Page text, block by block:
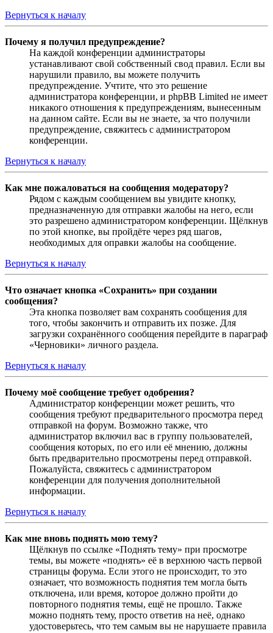
Вернуться к началу
Почему я получил предупреждение?
На каждой конференции администраторы
устанавливают свой собственный свод правил. Если вы
нарушили правило, вы можете получить
предупреждение. Учтите, что это решение
администратора конференции, и phpBB Limited не имеет
никакого отношения к предупреждениям, вынесенным
на данном сайте. Если вы не знаете, за что получили
предупреждение, свяжитесь с администратором
конференции.
Вернуться к началу
Как мне пожаловаться на сообщения модератору?
Рядом с каждым сообщением вы увидите кнопку,
предназначенную для отправки жалобы на него, если
это разрешено администратором конференции. Щёлкнув
по этой кнопке, вы пройдёте через ряд шагов,
необходимых для оправки жалобы на сообщение.
Вернуться к началу
Что означает кнопка «Сохранить» при создании
сообщения?
Эта кнопка позволяет вам сохранять сообщения для
того, чтобы закончить и отправить их позже. Для
загрузки сохранённого сообщения перейдите в параграф
«Черновики» личного раздела.
Вернуться к началу
Почему моё сообщение требует одобрения?
Администратор конференции может решить, что
сообщения требуют предварительного просмотра перед
отправкой на форум. Возможно также, что
администратор включил вас в группу пользователей,
сообщения которых, по его или её мнению, должны
быть предварительно просмотрены перед отправкой.
Пожалуйста, свяжитесь с администратором
конференции для получения дополнительной
информации.
Вернуться к началу
Как мне вновь поднять мою тему?
Щёлкнув по ссылке «Поднять тему» при просмотре
темы, вы можете «поднять» её в верхнюю часть первой
страницы форума. Если этого не происходит, то это
означает, что возможность поднятия тем могла быть
отключена, или время, которое должно пройти до
повторного поднятия темы, ещё не прошло. Также
можно поднять тему, просто ответив на неё, однако
удостоверьтесь, что тем самым вы не нарушаете правила